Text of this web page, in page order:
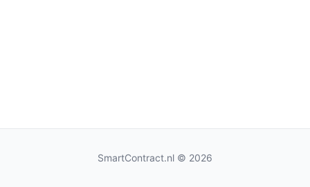
SmartContract.nl © 2026